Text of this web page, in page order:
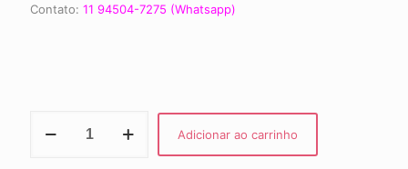
Contato: 11 94504-7275 (Whatsapp)
Adicionar ao carrinho